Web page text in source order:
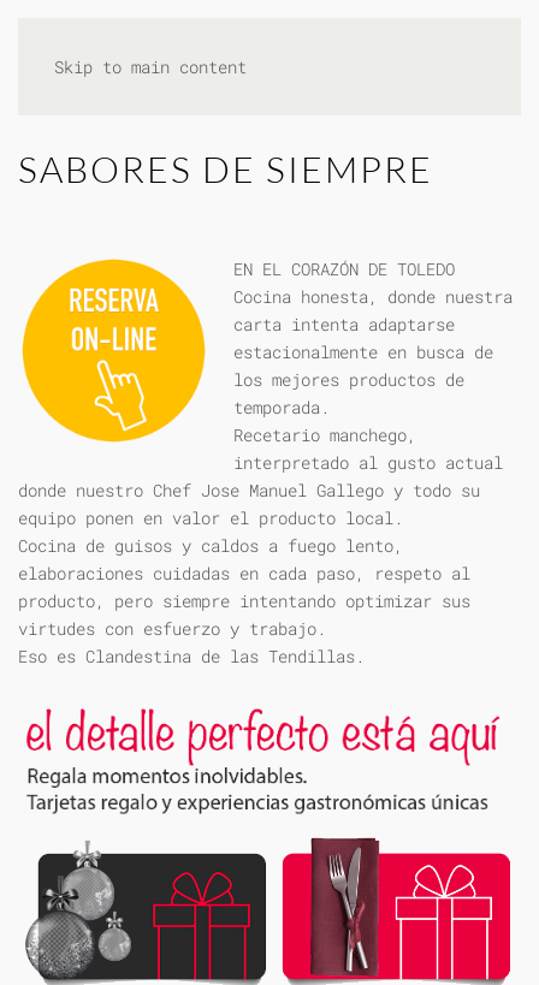
Skip to main content
SABORES DE SIEMPRE
EN EL CORAZÓN DE TOLEDO
Cocina honesta, donde nuestra
carta intenta adaptarse
estacionalmente en busca de
los mejores productos de
temporada.
Recetario manchego,
interpretado al gusto actual
donde nuestro Chef Jose Manuel Gallego y todo su
equipo ponen en valor el producto local.
Cocina de guisos y caldos a fuego lento,
elaboraciones cuidadas en cada paso, respeto al
producto, pero siempre intentando optimizar sus
virtudes con esfuerzo y trabajo.
Eso es Clandestina de las Tendillas.